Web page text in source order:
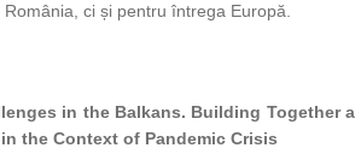
ci și pentru întrega Europă.
in the Balkans. Building Together a
the Context of Pandemic Crisis